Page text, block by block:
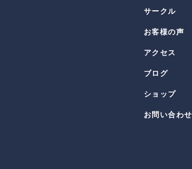
サークル
お客様の声
アクセス
ブログ
ショップ
お問い合わせ